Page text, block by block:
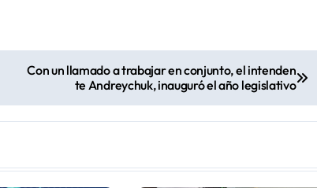
Con un llamado a trabajar en conjunto, el intenden
te Andreychuk, inauguró el año legislativo